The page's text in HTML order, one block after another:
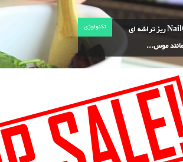
تکنولوژی
NailO ریز تراشه ای
موس...